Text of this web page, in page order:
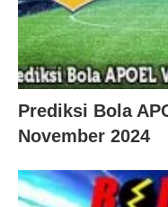
Prediksi Bola
November 2024